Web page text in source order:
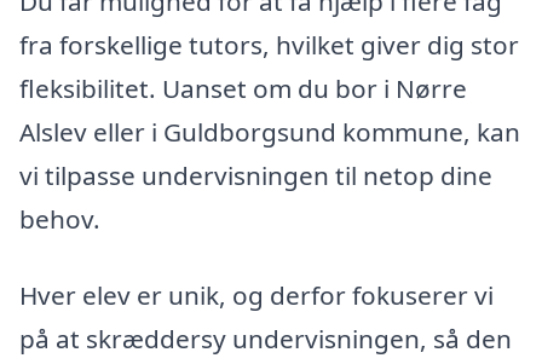
fra forskellige tutors, hvilket giver dig stor
fleksibilitet. Uanset om du bor i Nørre
Alslev eller i Guldborgsund kommune, kan
vi tilpasse undervisningen til netop dine
behov.
Hver elev er unik, og derfor fokuserer vi
på at skræddersy undervisningen, så den